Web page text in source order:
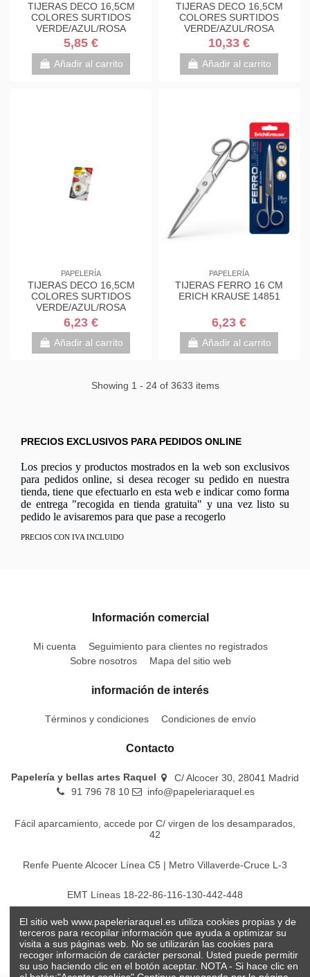
TIJERAS DECO 16,5CM
COLORES SURTIDOS
VERDE/AZUL/ROSA
1561DS-M SCOTH
7000034004
5,85 €
Añadir al carrito
TIJERAS DECO 16,5CM
COLORES SURTIDOS
VERDE/AZUL/ROSA
1561DS-M SCOTH
7000034004
10,33 €
Añadir al carrito
PAPELERÍA
TIJERAS DECO 16,5CM
COLORES SURTIDOS
VERDE/AZUL/ROSA
1561DS-M SCOTH
7000034004
6,23 €
Añadir al carrito
PAPELERÍA
TIJERAS FERRO 16 CM
ERICH KRAUSE 14851
6,23 €
Añadir al carrito
Showing 1 - 24 of 3633 items
PRECIOS EXCLUSIVOS PARA PEDIDOS ONLINE
Los precios y productos mostrados en la web son exclusivos
para pedidos online, si desea recoger su pedido en nuestra
tienda, tiene que efectuarlo en esta web e indicar como forma
de entrega "recogida en tienda gratuita" y una vez listo su
pedido le avisaremos para que pase a recogerlo
PRECIOS CON IVA INCLUIDO
Información comercial
Mi cuenta
Seguimiento para clientes no registrados
Sobre nosotros
Mapa del sitio web
información de interés
Términos y condiciones Condiciones de envío
Contacto
Papelería y bellas artes Raquel
C/ Alcocer 30, 28041 Madrid
91 796 78 10
info@papeleriaraquel.es
Fácil aparcamiento, accede por C/ virgen de los desamparados,
42
Renfe Puente Alcocer Línea C5 | Metro Villaverde-Cruce L-3
EMT Líneas 18-22-86-116-130-442-448
Todos los precios son indicados con impuestos incluidos
El sitio web www.papeleriaraquel.es utiliza cookies propias y de
terceros para recopilar información que ayuda a optimizar su
visita a sus páginas web. No se utilizarán las cookies para
recoger información de carácter personal. Usted puede permitir
su uso haciendo clic en el botón aceptar. NOTA - Si hace clic en